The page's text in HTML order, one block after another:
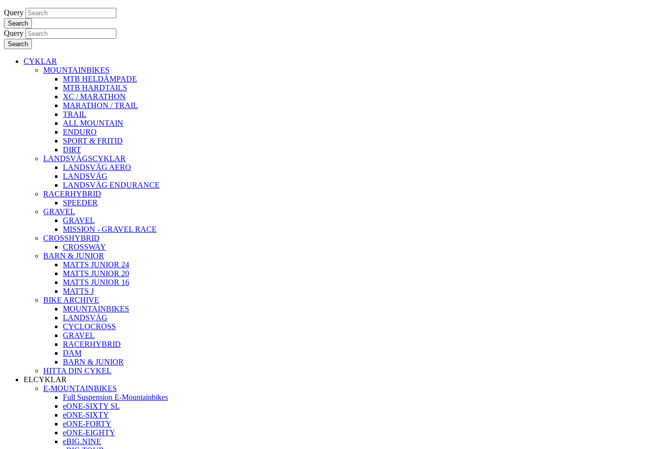
Query
Search
Query
Search
CYKLAR
MOUNTAINBIKES
MTB HELDÄMPADE
MTB HARDTAILS
XC / MARATHON
MARATHON / TRAIL
TRAIL
ALL MOUNTAIN
ENDURO
SPORT & FRITID
DIRT
LANDSVÄGSCYKLAR
LANDSVÄG AERO
LANDSVÄG
LANDSVÄG ENDURANCE
RACERHYBRID
SPEEDER
GRAVEL
GRAVEL
MISSION - GRAVEL RACE
CROSSHYBRID
CROSSWAY
BARN & JUNIOR
MATTS JUNIOR 24
MATTS JUNIOR 20
MATTS JUNIOR 16
MATTS J
BIKE ARCHIVE
MOUNTAINBIKES
LANDSVÄG
CYCLOCROSS
GRAVEL
RACERHYBRID
DAM
BARN & JUNIOR
HITTA DIN CYKEL
ELCYKLAR
E-MOUNTAINBIKES
Full Suspension E-Mountainbikes
eONE-SIXTY SL
eONE-SIXTY
eONE-FORTY
eONE-EIGHTY
eBIG.NINE